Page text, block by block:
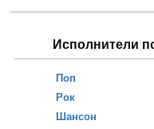
Исполнители
Поп
Рок
Шансон